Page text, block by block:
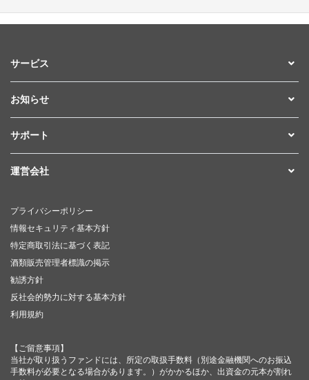
サービス
お知らせ
サポート
運営会社
プライバシーポリシー
情報セキュリティ基本方針
特定商取引法に基づく表記
酒類販売管理者標識の掲示
勧誘方針
反社会的勢力に対する基本方針
利用規約
【ご留意事項】
当社が取り扱うファンドには、所定の取扱手数料（別途金融機関へのお振込
手数料が必要となる場合があります。）がかかるほか、出資金の元本が割れ